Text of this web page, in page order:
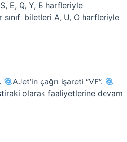
E, Q, Y, B harfleriyle
biletleri A, U, O harfleriyle
AJet’in çağrı işareti “VF”.
olarak faaliyetlerine devam